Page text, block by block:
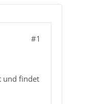
#1
und findet